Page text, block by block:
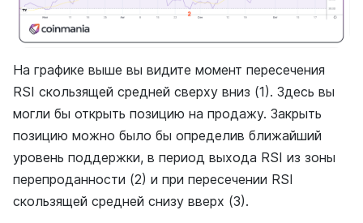
На графике выше вы видите момент пересечения
RSI скользящей средней сверху вниз (1). Здесь вы
могли бы открыть позицию на продажу. Закрыть
позицию можно было бы определив ближайший
уровень поддержки, в период выхода RSI из зоны
перепроданности (2) и при пересечении RSI
скользящей средней снизу вверх (3).